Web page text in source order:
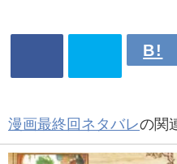
漫画最終回ネタバレの関